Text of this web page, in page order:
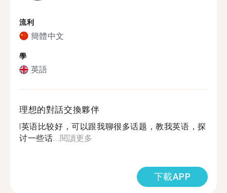
流利
簡體中文
學
英語
理想的對話交換夥伴
l英语比较好，可以跟我聊很多话题，教我英语，探
讨一些话...閱讀更多
下載APP